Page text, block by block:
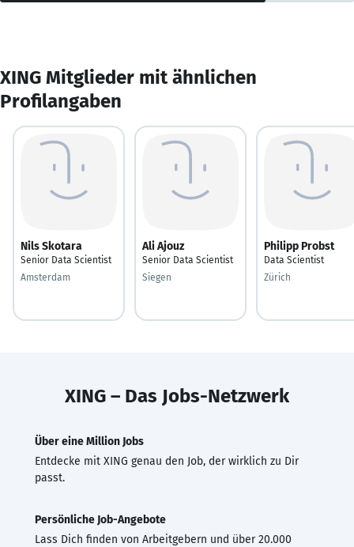
XING Mitglieder mit ähnlichen
Profilangaben
Nils Skotara
Senior Data Scientist
Amsterdam
Ali Ajouz
Senior Data Scientist
Siegen
Philipp Probst
Data Scientist
Zürich
XING – Das Jobs-Netzwerk
Über eine Million Jobs
Entdecke mit XING genau den Job, der wirklich zu Dir
passt.
Persönliche Job-Angebote
Lass Dich finden von Arbeitgebern und über 20.000